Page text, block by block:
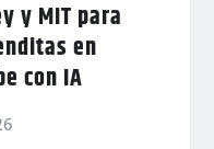
y MIT para
en
con IA